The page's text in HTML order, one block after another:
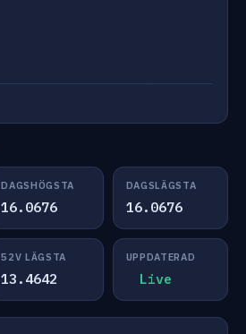
DAGSHÖGSTA
16.0676
DAGSLÄGSTA
16.0676
52V LÄGSTA
13.4642
UPPDATERAD
Live